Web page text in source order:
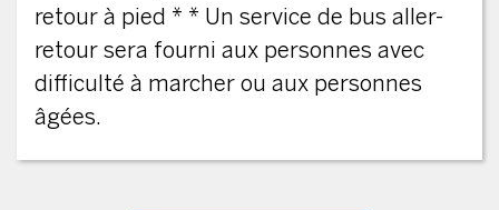
retour à pied * * Un service de bus aller-
retour sera fourni aux personnes avec
difficulté à marcher ou aux personnes
âgées.